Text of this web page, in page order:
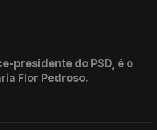
presidente do PSD, é o
Flor Pedroso.